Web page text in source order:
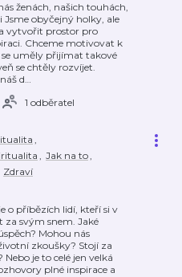
ženách, našich touhách,
Jsme obyčejný holky, ale
vytvořit prostor pro
Chceme motivovat k
uměly přijímat takové
se chtěly rozvíjet.
d…
1 odběratel
,
, Jak na to,
Zdraví
o příbězích lidí, kteří si v
za svým snem. Jaké
Mohou nás
zkoušky? Stojí za
je to celé jen velká
plné inspirace a